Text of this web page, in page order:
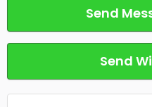
Send
Send